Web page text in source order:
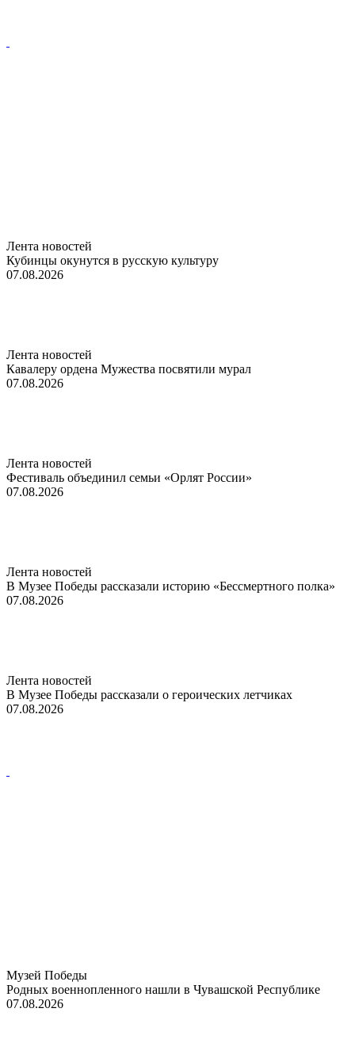
Лента новостей
Кубинцы окунутся в русскую культуру
07.08.2026
Лента новостей
Кавалеру ордена Мужества посвятили мурал
07.08.2026
Лента новостей
Фестиваль объединил семьи «Орлят России»
07.08.2026
Лента новостей
В Музее Победы рассказали историю «Бессмертного полка»
07.08.2026
Лента новостей
В Музее Победы рассказали о героических летчиках
07.08.2026
Музей Победы
Родных военнопленного нашли в Чувашской Республике
07.08.2026